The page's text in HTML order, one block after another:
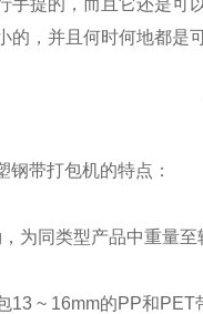
手提的，而且它还是可
的，并且何时何地都是
带打包机的特点：
同类型产品中重量至
~ 16mm的PP和PET